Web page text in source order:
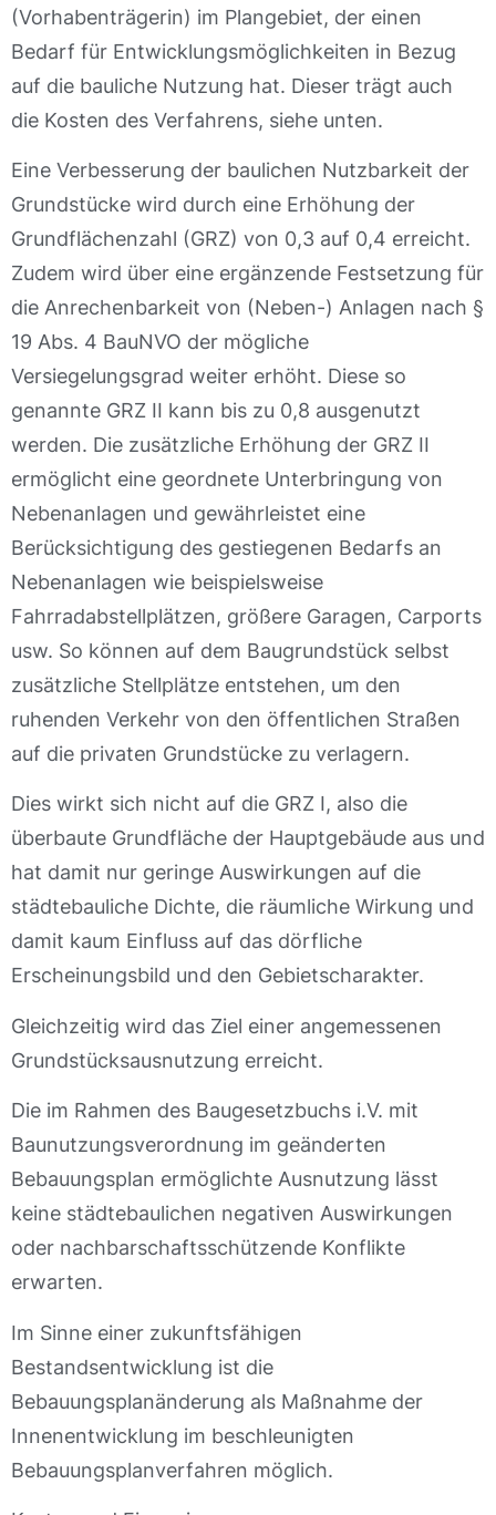
(Vorhabenträgerin) im Plangebiet, der einen
Bedarf für Entwicklungsmöglichkeiten in Bezug
auf die bauliche Nutzung hat. Dieser trägt auch
die Kosten des Verfahrens, siehe unten.
Eine Verbesserung der baulichen Nutzbarkeit der
Grundstücke wird durch eine Erhöhung der
Grundflächenzahl (GRZ) von 0,3 auf 0,4 erreicht.
Zudem wird über eine ergänzende Festsetzung für
die Anrechenbarkeit von (Neben-) Anlagen nach §
19 Abs. 4 BauNVO der mögliche
Versiegelungsgrad weiter erhöht. Diese so
genannte GRZ II kann bis zu 0,8 ausgenutzt
werden. Die zusätzliche Erhöhung der GRZ II
ermöglicht eine geordnete Unterbringung von
Nebenanlagen und gewährleistet eine
Berücksichtigung des gestiegenen Bedarfs an
Nebenanlagen wie beispielsweise
Fahrradabstellplätzen, größere Garagen, Carports
usw. So können auf dem Baugrundstück selbst
zusätzliche Stellplätze entstehen, um den
ruhenden Verkehr von den öffentlichen Straßen
auf die privaten Grundstücke zu verlagern.
Dies wirkt sich nicht auf die GRZ I, also die
überbaute Grundfläche der Hauptgebäude aus und
hat damit nur geringe Auswirkungen auf die
städtebauliche Dichte, die räumliche Wirkung und
damit kaum Einfluss auf das dörfliche
Erscheinungsbild und den Gebietscharakter.
Gleichzeitig wird das Ziel einer angemessenen
Grundstücksausnutzung erreicht.
Die im Rahmen des Baugesetzbuchs i.V. mit
Baunutzungsverordnung im geänderten
Bebauungsplan ermöglichte Ausnutzung lässt
keine städtebaulichen negativen Auswirkungen
oder nachbarschaftsschützende Konflikte
erwarten.
Im Sinne einer zukunftsfähigen
Bestandsentwicklung ist die
Bebauungsplanänderung als Maßnahme der
Innenentwicklung im beschleunigten
Bebauungsplanverfahren möglich.